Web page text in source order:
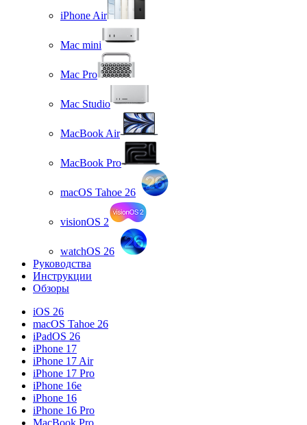
iPhone Air
Mac mini
Mac Pro
Mac Studio
MacBook Air
MacBook Pro
macOS Tahoe 26
visionOS 2
watchOS 26
Руководства
Инструкции
Обзоры
iOS 26
macOS Tahoe 26
iPadOS 26
iPhone 17
iPhone 17 Air
iPhone 17 Pro
iPhone 16e
iPhone 16
iPhone 16 Pro
MacBook Pro